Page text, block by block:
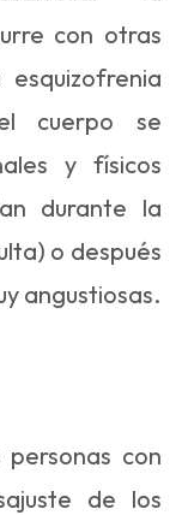
con otras
cuerpo se
y físicos
durante la
o después
angustiosas.
con
de los